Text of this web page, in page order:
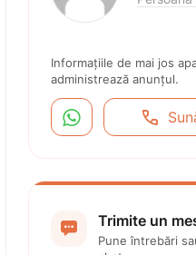
Informațiile de mai jos
administrează anunțul.
 
 Trimite un
Pune întrebări